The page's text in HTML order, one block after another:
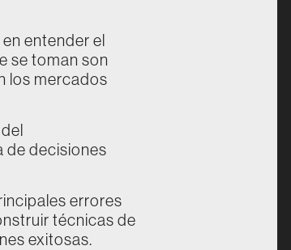
entender el
se toman son
los mercados
de decisiones
errores
técnicas de
exitosas.